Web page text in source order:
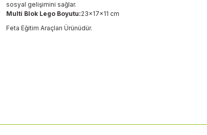
sosyal gelişimini sağlar.
Multi Blok Lego Boyutu:23x17x11 cm
Feta Eğitim Araçları Ürünüdür.